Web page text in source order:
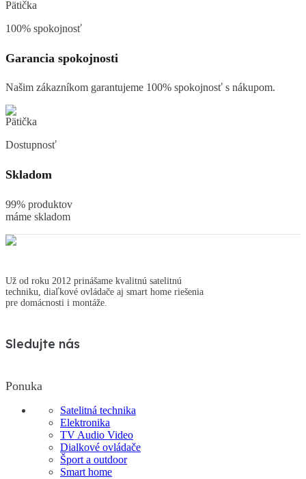
100% spokojnosť
Garancia spokojnosti
Našim zákazníkom garantujeme 100% spokojnosť s nákupom.
Dostupnosť
Skladom
99% produktov
máme skladom
Už od roku 2012 prinášame kvalitnú satelitnú
techniku, diaľkové ovládače aj smart home riešenia
pre domácnosti i montáže.
Sledujte nás
Ponuka
Satelitná technika
Elektronika
TV Audio Video
Dialkové ovládače
Šport a outdoor
Smart home